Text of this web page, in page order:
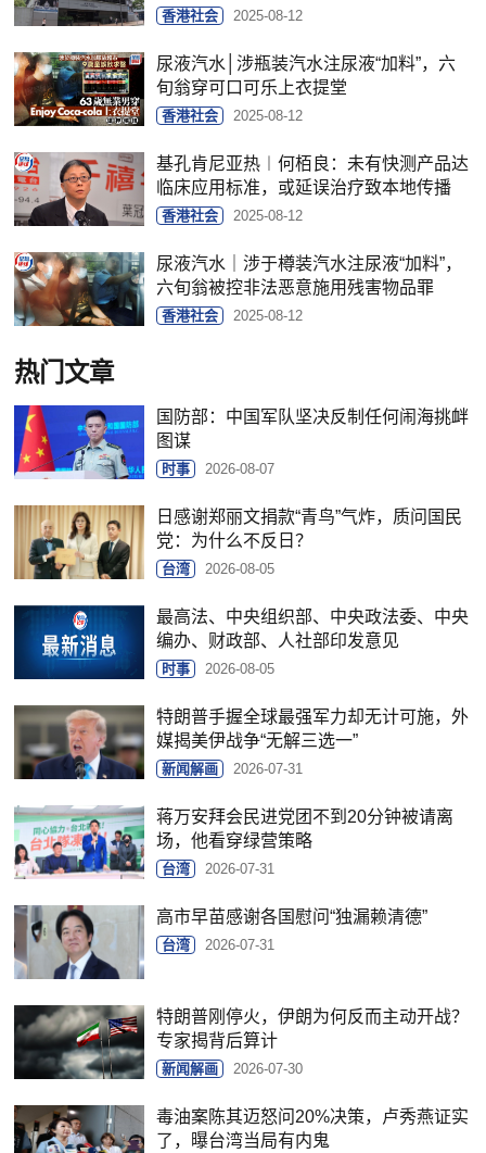
香港社会 2025-08-12
尿液汽水│涉瓶装汽水注尿液“加料”，六
旬翁穿可口可乐上衣提堂
香港社会 2025-08-12
基孔肯尼亚热︱何栢良：未有快测产品达
临床应用标准，或延误治疗致本地传播
香港社会 2025-08-12
尿液汽水｜涉于樽装汽水注尿液“加料”，
六旬翁被控非法恶意施用残害物品罪
香港社会 2025-08-12
热门文章
国防部：中国军队坚决反制任何闹海挑衅
图谋
时事 2026-08-07
日感谢郑丽文捐款“青鸟”气炸，质问国民
党：为什么不反日？
台湾 2026-08-05
最高法、中央组织部、中央政法委、中央
编办、财政部、人社部印发意见
时事 2026-08-05
特朗普手握全球最强军力却无计可施，外
媒揭美伊战争“无解三选一”
新闻解画 2026-07-31
蒋万安拜会民进党团不到20分钟被请离
场，他看穿绿营策略
台湾 2026-07-31
高市早苗感谢各国慰问“独漏赖清德”
台湾 2026-07-31
特朗普刚停火，伊朗为何反而主动开战？
专家揭背后算计
新闻解画 2026-07-30
毒油案陈其迈怒问20%决策，卢秀燕证实
了，曝台湾当局有内鬼